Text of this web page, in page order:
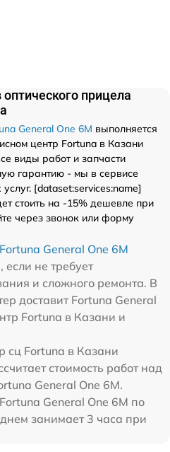
прицела
General One 6M выполняется
центр Fortuna в Казани
виды работ и запчасти
гарантию - мы в сервисе
[dataset:services:name]
стоить на -15% дешевле при
через звонок или форму
General One 6M
не требует
и сложного ремонта. В
доставит Fortuna General
Fortuna в Казани и
сц Fortuna в Казани
стоимость работ над
General One 6M.
General One 6M по
занимает 3 часа при